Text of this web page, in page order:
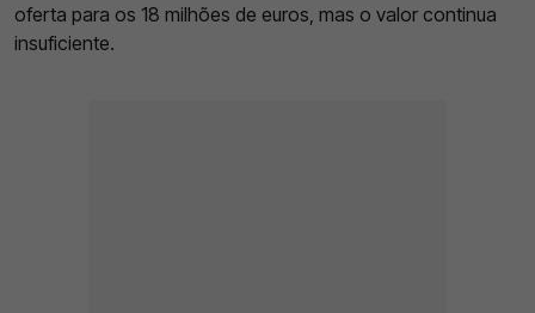
oferta para os 18 milhões de euros, mas o valor continua
insuficiente.